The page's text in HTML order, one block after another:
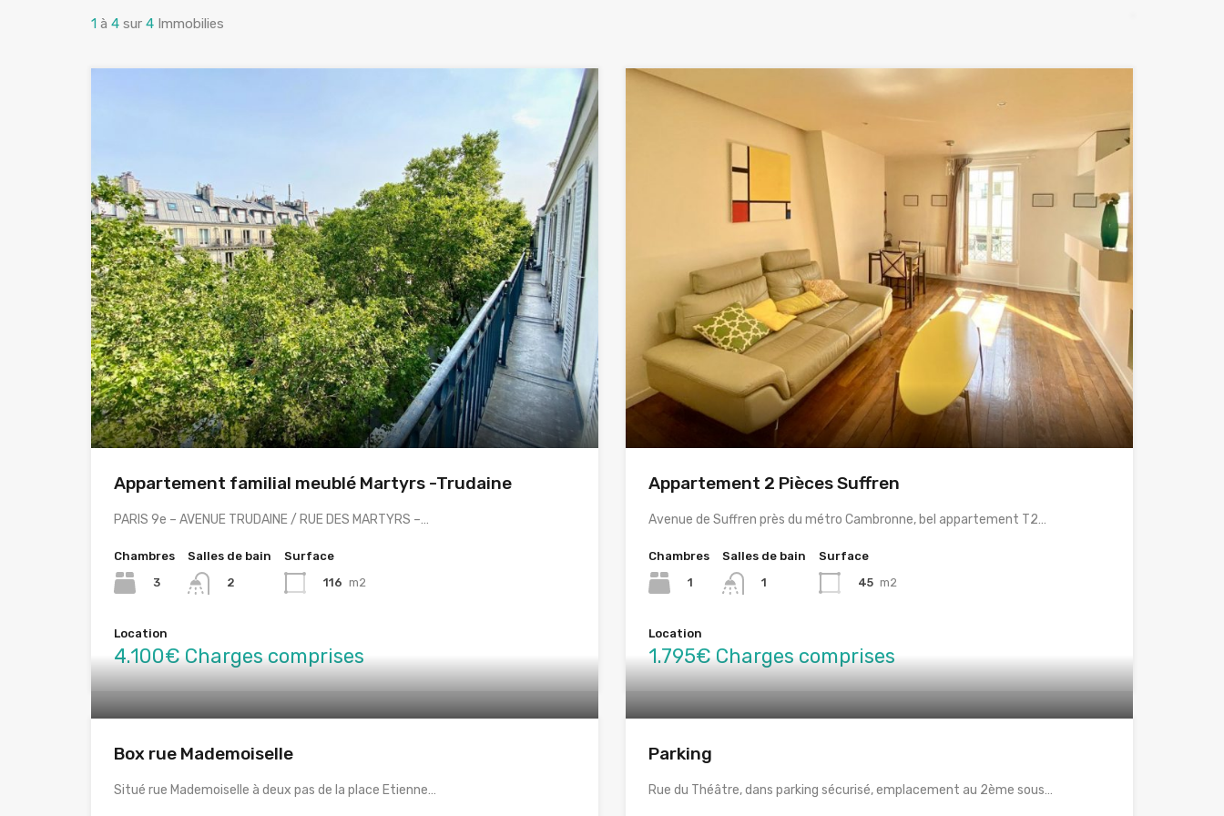
1 à 4 sur 4 Immobilies
Appartement familial meublé Martyrs -Trudaine
PARIS 9e – AVENUE TRUDAINE / RUE DES MARTYRS –…
Chambres
3
Salles de bain
2
Surface
116 m2
Location
4.100€ Charges comprises
Appartement 2 Pièces Suffren
Avenue de Suffren près du métro Cambronne, bel appartement T2…
Chambres
1
Salles de bain
1
Surface
45 m2
Location
1.795€ Charges comprises
Box rue Mademoiselle
Situé rue Mademoiselle à deux pas de la place Etienne…
Parking
Rue du Théâtre, dans parking sécurisé, emplacement au 2ème sous…